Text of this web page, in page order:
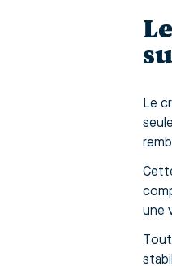
Le
une